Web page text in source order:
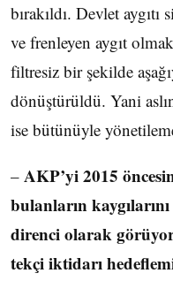
bırakıldı. Devlet aygıtı
ve frenleyen aygıt
filtresiz bir şekilde
dönüştürüldü. Yani
ise bütünüyle
– AKP’yi 2015
bulanların
direnci olarak
tekçi iktidarı